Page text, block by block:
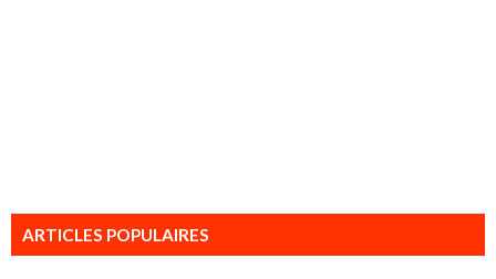
ARTICLES POPULAIRES